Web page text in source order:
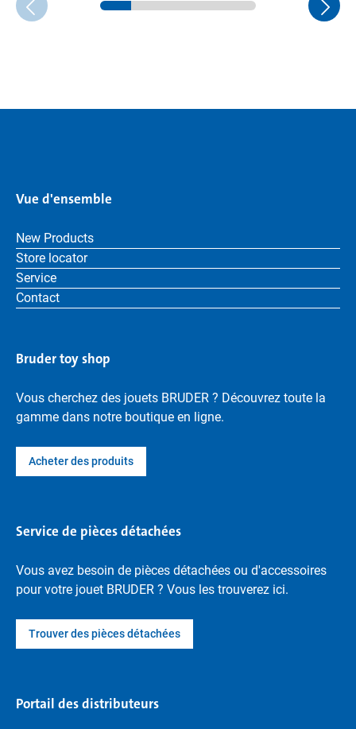
Vue d'ensemble
New Products
Store locator
Service
Contact
Bruder toy shop
Vous cherchez des jouets BRUDER ? Découvrez toute la
gamme dans notre boutique en ligne.
Acheter des produits
Service de pièces détachées
Vous avez besoin de pièces détachées ou d'accessoires
pour votre jouet BRUDER ? Vous les trouverez ici.
Trouver des pièces détachées
Portail des distributeurs